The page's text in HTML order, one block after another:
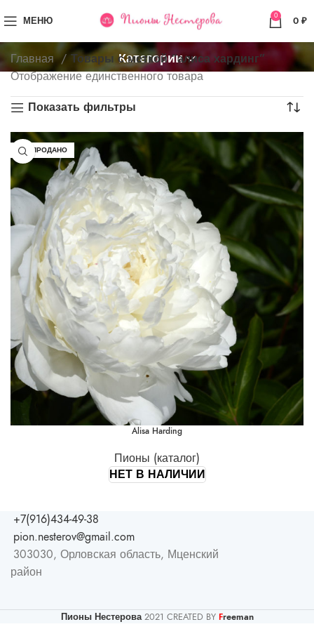
МЕНЮ 0 0 ₽
Категории
Главная
Товары с меткой “алиса хардинг”
Отображение единственного товара
Показать фильтры
РАСПРОДАНО
Alisa Harding
Пионы (каталог)
НЕТ В НАЛИЧИИ
+7(916)434-49-38
pion.nesterov@gmail.com
303030, Орловская область, Мценский
район
Пионы Нестерова 2021 CREATED BY Freeman